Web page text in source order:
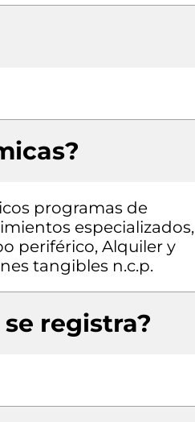
programas de
especializados,
periférico, Alquiler y
tangibles n.c.p.
registra?